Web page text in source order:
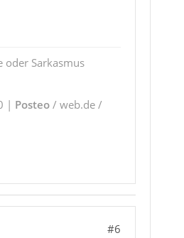
Sarkasmus
| Posteo/ web.de /
#6